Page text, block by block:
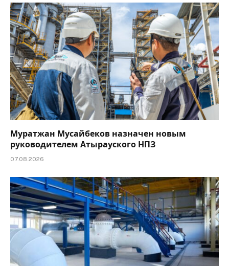
Муратжан Мусайбеков назначен новым
руководителем Атырауского НПЗ
07.08.2026